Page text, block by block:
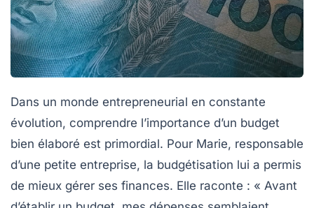
Dans un monde entrepreneurial en constante
évolution, comprendre l’importance d’un budget
bien élaboré est primordial. Pour Marie, responsable
d’une petite entreprise, la budgétisation lui a permis
de mieux gérer ses finances. Elle raconte : « Avant